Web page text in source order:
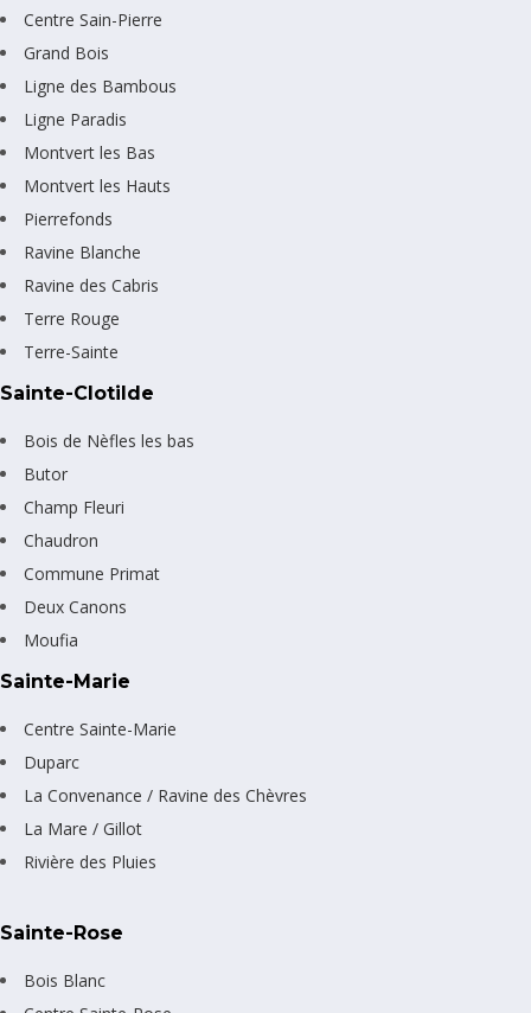
Centre Sain-Pierre
Grand Bois
Ligne des Bambous
Ligne Paradis
Montvert les Bas
Montvert les Hauts
Pierrefonds
Ravine Blanche
Ravine des Cabris
Terre Rouge
Terre-Sainte
Sainte-Clotilde
Bois de Nèfles les bas
Butor
Champ Fleuri
Chaudron
Commune Primat
Deux Canons
Moufia
Sainte-Marie
Centre Sainte-Marie
Duparc
La Convenance / Ravine des Chèvres
La Mare / Gillot
Rivière des Pluies
Sainte-Rose
Bois Blanc